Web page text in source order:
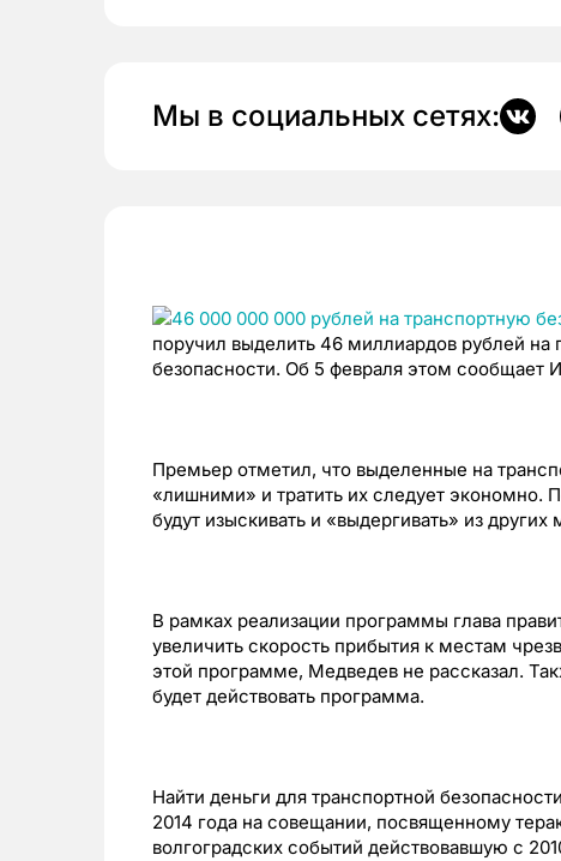
Мы в социальных сетях:
поручил выделить 46 миллиардов рублей
безопасности. Об 5 февраля этом сообщает
Премьер отметил, что выделенные на
«лишними» и тратить их следует экономно.
будут изыскивать и «выдергивать» из других
В рамках реализации программы глава
увеличить скорость прибытия к местам
этой программе, Медведев не рассказал.
будет действовать программа.
Найти деньги для транспортной
2014 года на совещании, посвященному
волгоградских событий действовавшую с